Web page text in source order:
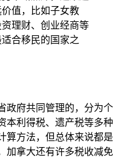
值，比如子女教
理财、创业经商等
合移民的国家之
政府共同管理的，分为个
本利得税、遗产税等多种
算方法，但总体来说都是
加拿大还有许多税收减免